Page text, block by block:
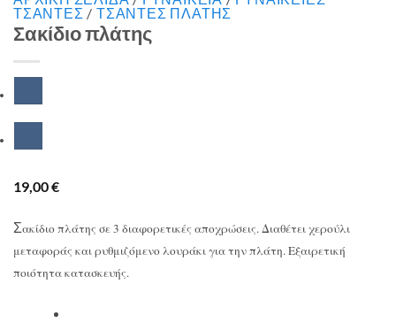
ΤΣΑΝΤΕΣ / ΤΣΑΝΤΕΣ ΠΛΑΤΗΣ
Σακίδιο πλάτης
19,00€
Σακίδιο πλάτης σε 3 διαφορετικές αποχρώσεις. Διαθέτει χερούλι
μεταφοράς και ρυθμιζόμενο λουράκι για την πλάτη. Εξαιρετική
ποιότητα κατασκευής.